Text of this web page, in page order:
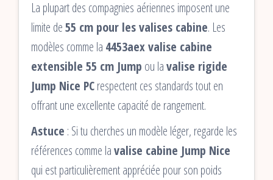
La plupart des compagnies aériennes imposent une
limite de55 cm pour les valises cabine. Les
modèles comme la 4453aex valise cabine
extensible 55 cm Jump ou lavalise rigide
Jump Nice PCrespectent ces standards tout en
offrant une excellente capacité de rangement.
Astuce : Si tu cherches un modèle léger, regarde les
références comme lavalise cabine Jump Nice
qui est particulièrement appréciée pour son poids